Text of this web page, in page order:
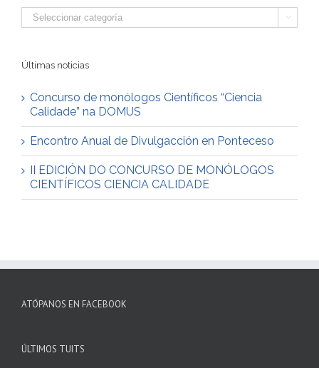
Categorías 
Últimas noticias
Concurso de monólogos Científicos “Ciencia
Calidade” na DOMUS
Encontro Anual de Divulgacción en Ponteceso
II EDICIÓN DO CONCURSO DE MONÓLOGOS
CIENTÍFICOS CIENCIA CALIDADE
ATÓPANOS EN FACEBOOK
ÚLTIMOS TUITS